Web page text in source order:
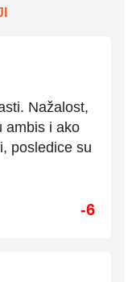
Nažalost,
ambis i ako
posledice su
-6